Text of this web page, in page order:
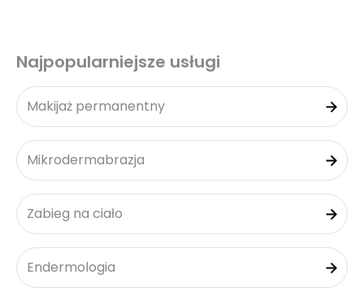
Najpopularniejsze usługi
Makijaż permanentny
Mikrodermabrazja
Zabieg na ciało
Endermologia